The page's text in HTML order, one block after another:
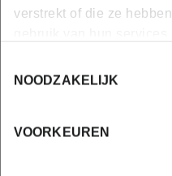
verstrekt of die ze
NOODZAKELIJK
VOORKEUREN
aanknopingspunten
de pilootaflevering